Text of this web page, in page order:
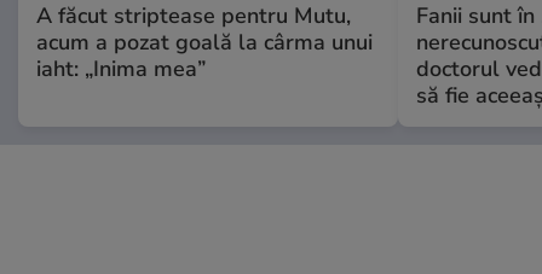
A făcut striptease pentru Mutu,
acum a pozat goală la cârma unui
iaht: „Inima mea”
Fanii sunt în
doctorul
să fie